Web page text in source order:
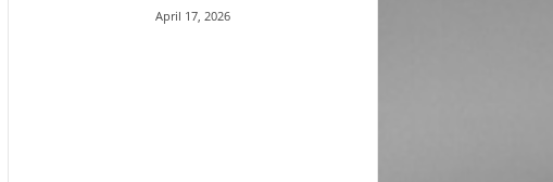
April 17, 2026